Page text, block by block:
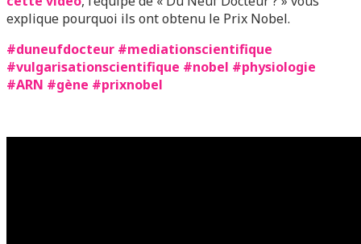
explique pourquoi ils ont obtenu le Prix Nobel.
#duneufdocteur #mediationscientifique
#vulgarisationscientifique #nobel #physiologie
#ARN #gène #prixnobel